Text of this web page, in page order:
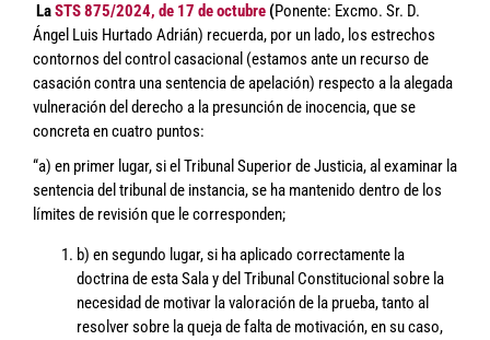
LaSTS 875/2024, de 17 de octubre(Ponente: Excmo. Sr. D.
Ángel Luis Hurtado Adrián) recuerda, por un lado, los estrechos
contornos del control casacional (estamos ante un recurso de
casación contra una sentencia de apelación) respecto a la alegada
vulneración del derecho a la presunción de inocencia, que se
concreta en cuatro puntos:
“a) en primer lugar, si el Tribunal Superior de Justicia, al examinar la
sentencia del tribunal de instancia, se ha mantenido dentro de los
límites de revisión que le corresponden;
b) en segundo lugar, si ha aplicado correctamente la
doctrina de esta Sala y del Tribunal Constitucional sobre la
necesidad de motivar la valoración de la prueba, tanto al
resolver sobre la queja de falta de motivación, en su caso,